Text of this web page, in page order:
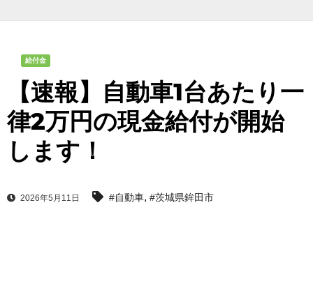
給付金
【速報】自動車1台あたり一
律2万円の現金給付が開始
します！
2026年5月11日 #自動車, #茨城県鉾田市